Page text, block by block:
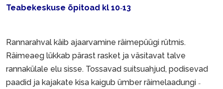
Teabekeskuse õpitoad kl 10–13
Rannarahval käib ajaarvamine räimepüügi rütmis.
Räimeaeg lükkab pärast rasket ja väsitavat talve
rannakülale elu sisse. Tossavad suitsuahjud, podisevad
paadid ja kajakate kisa kaigub ümber räimelaadungi –